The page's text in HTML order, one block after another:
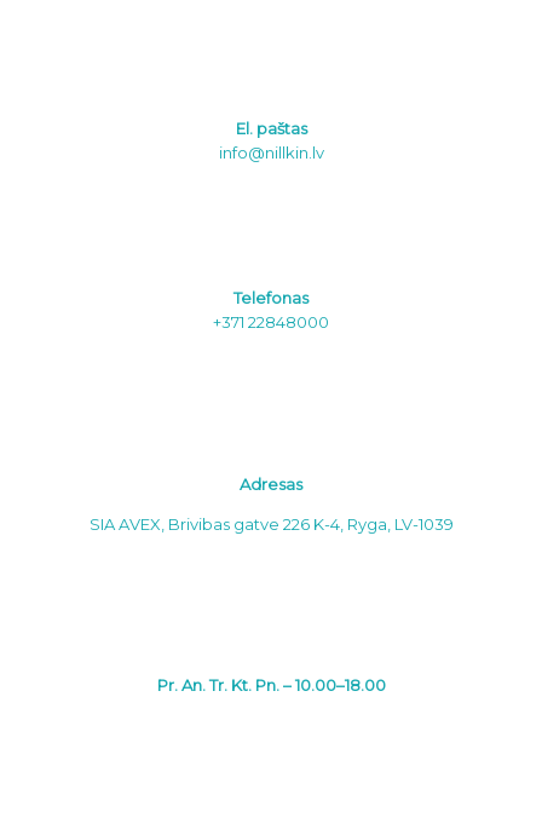
El. paštas
info@nillkin.lv
Telefonas
+371 22848000
Adresas
SIA AVEX, Brivibas gatve 226 K-4, Ryga, LV-1039
Pr. An. Tr. Kt. Pn. – 10.00–18.00